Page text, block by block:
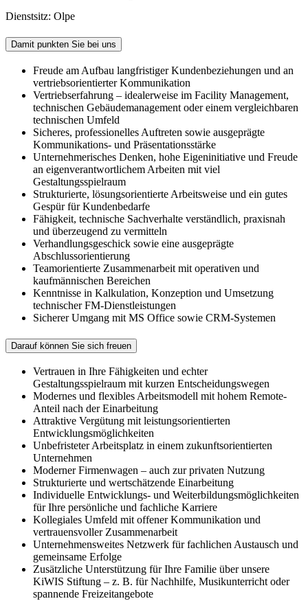
Dienstsitz: Olpe
Damit punkten Sie bei uns
Freude am Aufbau langfristiger Kundenbeziehungen und an
vertriebsorientierter Kommunikation
Vertriebserfahrung – idealerweise im Facility Management,
technischen Gebäudemanagement oder einem vergleichbaren
technischen Umfeld
Sicheres, professionelles Auftreten sowie ausgeprägte
Kommunikations- und Präsentationsstärke
Unternehmerisches Denken, hohe Eigeninitiative und Freude
an eigenverantwortlichem Arbeiten mit viel
Gestaltungsspielraum
Strukturierte, lösungsorientierte Arbeitsweise und ein gutes
Gespür für Kundenbedarfe
Fähigkeit, technische Sachverhalte verständlich, praxisnah
und überzeugend zu vermitteln
Verhandlungsgeschick sowie eine ausgeprägte
Abschlussorientierung
Teamorientierte Zusammenarbeit mit operativen und
kaufmännischen Bereichen
Kenntnisse in Kalkulation, Konzeption und Umsetzung
technischer FM-Dienstleistungen
Sicherer Umgang mit MS Office sowie CRM-Systemen
Darauf können Sie sich freuen
Vertrauen in Ihre Fähigkeiten und echter
Gestaltungsspielraum mit kurzen Entscheidungswegen
Modernes und flexibles Arbeitsmodell mit hohem Remote-
Anteil nach der Einarbeitung
Attraktive Vergütung mit leistungsorientierten
Entwicklungsmöglichkeiten
Unbefristeter Arbeitsplatz in einem zukunftsorientierten
Unternehmen
Moderner Firmenwagen – auch zur privaten Nutzung
Strukturierte und wertschätzende Einarbeitung
Individuelle Entwicklungs- und Weiterbildungsmöglichkeiten
für Ihre persönliche und fachliche Karriere
Kollegiales Umfeld mit offener Kommunikation und
vertrauensvoller Zusammenarbeit
Unternehmensweites Netzwerk für fachlichen Austausch und
gemeinsame Erfolge
Zusätzliche Unterstützung für Ihre Familie über unsere
KiWIS Stiftung – z. B. für Nachhilfe, Musikunterricht oder
spannende Freizeitangebote